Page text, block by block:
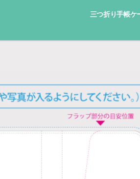
三つ折り手帳